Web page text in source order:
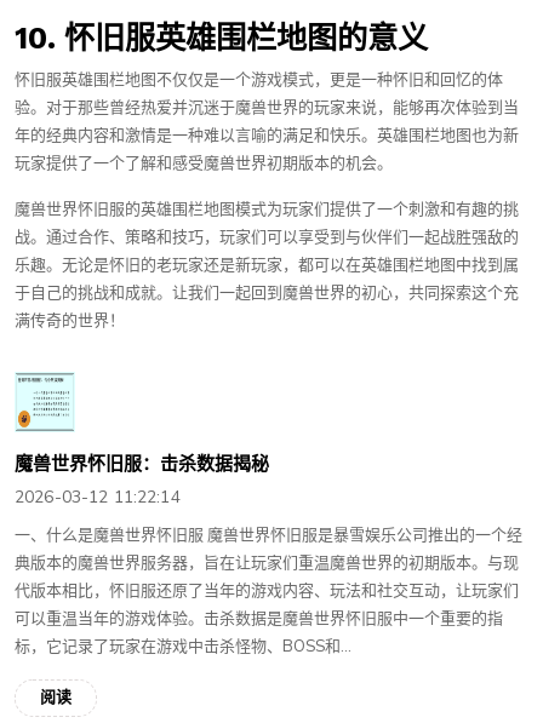
10. 怀旧服英雄围栏地图的意义
怀旧服英雄围栏地图不仅仅是一个游戏模式，更是一种怀旧和回忆的体
验。对于那些曾经热爱并沉迷于魔兽世界的玩家来说，能够再次体验到当
年的经典内容和激情是一种难以言喻的满足和快乐。英雄围栏地图也为新
玩家提供了一个了解和感受魔兽世界初期版本的机会。
魔兽世界怀旧服的英雄围栏地图模式为玩家们提供了一个刺激和有趣的挑
战。通过合作、策略和技巧，玩家们可以享受到与伙伴们一起战胜强敌的
乐趣。无论是怀旧的老玩家还是新玩家，都可以在英雄围栏地图中找到属
于自己的挑战和成就。让我们一起回到魔兽世界的初心，共同探索这个充
满传奇的世界！
魔兽世界怀旧服：击杀数据揭秘
2026-03-12 11:22:14
一、什么是魔兽世界怀旧服 魔兽世界怀旧服是暴雪娱乐公司推出的一个经
典版本的魔兽世界服务器，旨在让玩家们重温魔兽世界的初期版本。与现
代版本相比，怀旧服还原了当年的游戏内容、玩法和社交互动，让玩家们
可以重温当年的游戏体验。击杀数据是魔兽世界怀旧服中一个重要的指
标，它记录了玩家在游戏中击杀怪物、BOSS和...
阅读